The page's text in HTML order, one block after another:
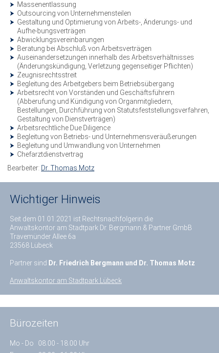
Massenentlassung
Outsourcing von Unternehmensteilen
Gestaltung und Optimierung von Arbeits-, Änderungs- und
Aufhe-bungsverträgen
Abwicklungsvereinbarungen
Beratung bei Abschluß von Arbeitsverträgen
Auseinandersetzungen innerhalb des Arbeitsverhältnisses
(Änderungskündigung, Verletzung gegenseitiger Pflichten)
Zeugnisrechtsstreit
Begleitung des Arbeitgebers beim Betriebsübergang
Arbeitsrecht von Vorständen und Geschäftsführern
(Abberufung und Kündigung von Organmitgliedern,
Bestellungen, Durchführung von Statutsfeststellungsverfahren,
Gestaltung von Dienstverträgen)
Arbeitsrechtliche Due Diligence
Begleitung von Betriebs- und Unternehmensveräußerungen
Begleitung und Umwandlung von Unternehmen
Chefarztdienstvertrag
Bearbeiter: Dr. Thomas Motz
Wichtiger Hinweis
Seit dem 01.01.2021 ist Rechtsnachfolgerin die
Anwaltskontor am Stadtpark Dr. Bergmann & Partner GmbB
Travemünder Allee 6a
23568 Lübeck
Partner sind Dr. Friedrich Bergmann und Dr. Thomas Motz
Anwaltskontor am Stadtpark Lübeck
Bürozeiten
Mo - Do
08.00 - 18.00 Uhr